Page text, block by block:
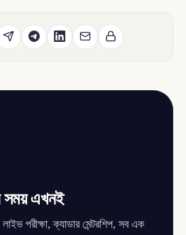
সময় এখনই
পরীক্ষা, ক্যাডার মেন্টরশিপ, সব এক